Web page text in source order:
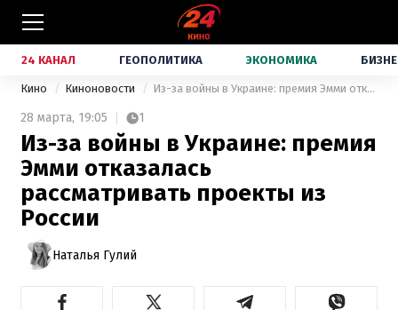
24 КАНАЛ ГЕОПОЛИТИКА ЭКОНОМИКА
Кино Киноновости Из-за войны в Украине: премия Эмми отказалась рассматривать проекты из России
28 марта, 19:05 1
Из-за войны в Украине: премия
Эмми отказалась
рассматривать проекты из
России
Наталья Гулий